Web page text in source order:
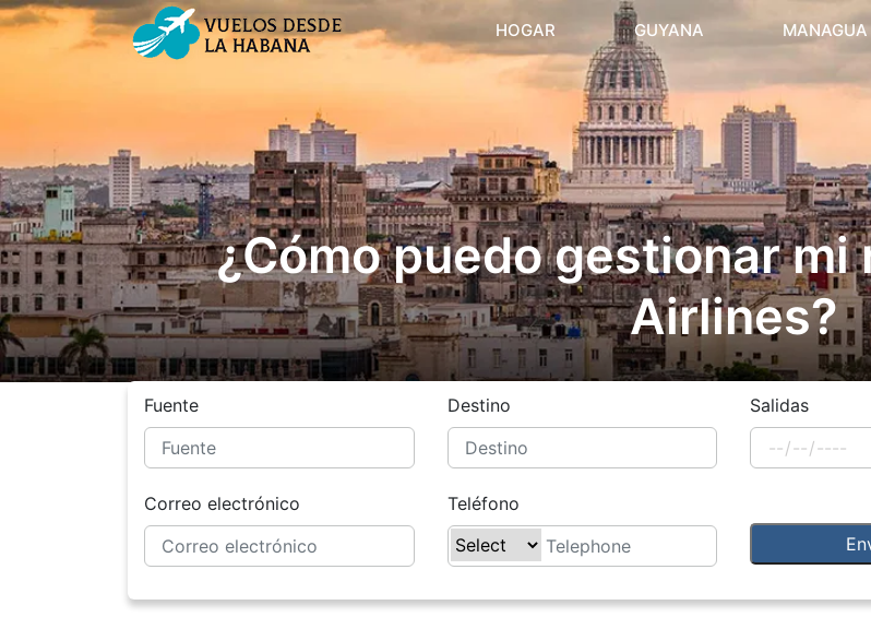
HOGAR (current) GUYANA MANAGUA
¿Cómo puedo gestionar
Airlines?
Fuente Destino Salidas
Correo electrónico Teléfono